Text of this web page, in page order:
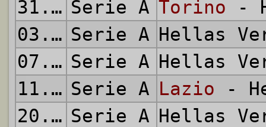
31.01.2016 Serie A Torino -
03.02.2016 Serie A Hellas
07.02.2016 Serie A Hellas
11.02.2016 Serie A Lazio -
20.02.2016 Serie A Hellas